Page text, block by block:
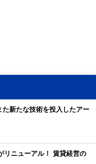
た新たな技術を投入したアー
リニューアル！ 賃貸経営の